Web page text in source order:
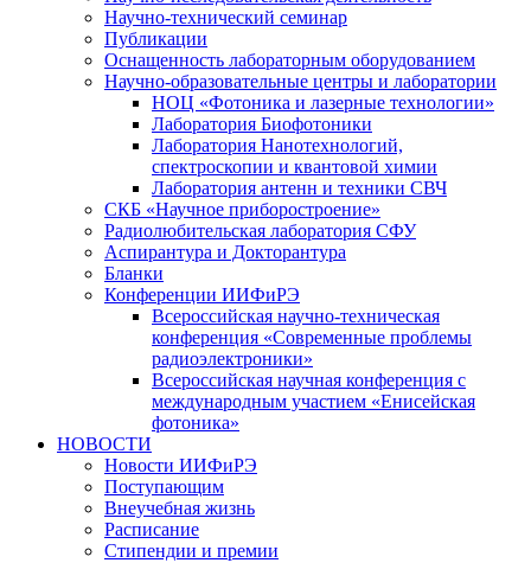
Научно-технический семинар
Публикации
Оснащенность лабораторным оборудованием
Научно-образовательные центры и лаборатории
НОЦ «Фотоника и лазерные технологии»
Лаборатория Биофотоники
Лаборатория Нанотехнологий,
спектроскопии и квантовой химии
Лаборатория антенн и техники СВЧ
СКБ «Научное приборостроение»
Радиолюбительская лаборатория СФУ
Аспирантура и Докторантура
Бланки
Конференции ИИФиРЭ
Всероссийская научно-техническая
конференция «Современные проблемы
радиоэлектроники»
Всероссийская научная конференция с
международным участием «Енисейская
фотоника»
НОВОСТИ
Новости ИИФиРЭ
Поступающим
Внеучебная жизнь
Расписание
Стипендии и премии